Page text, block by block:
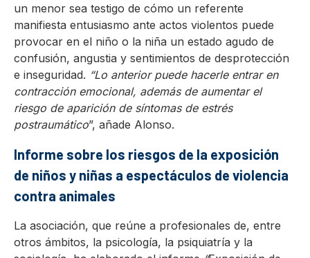
un menor sea testigo de cómo un referente
manifiesta entusiasmo ante actos violentos puede
provocar en el niño o la niña un estado agudo de
confusión, angustia y sentimientos de desprotección
e inseguridad. “Lo anterior puede hacerle entrar en
contracción emocional, además de aumentar el
riesgo de aparición de síntomas de estrés
postraumático”, añade Alonso.
Informe sobre los riesgos de la exposición
de niños y niñas a espectáculos de violencia
contra animales
La asociación, que reúne a profesionales de, entre
otros ámbitos, la psicología, la psiquiatría y la